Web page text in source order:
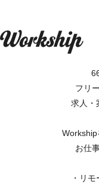
フリ
求人・
Workship
お仕
・リ